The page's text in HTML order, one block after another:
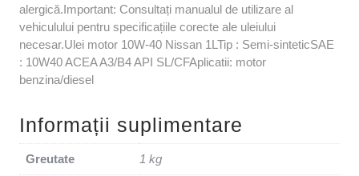
alergică.Important: Consultați manualul de utilizare al
vehiculului pentru specificațiile corecte ale uleiului
necesar.Ulei motor 10W-40 Nissan 1LTip : Semi-sinteticSAE
: 10W40 ACEA A3/B4 API SL/CFAplicatii: motor
benzina/diesel
Informații suplimentare
Greutate 1 kg